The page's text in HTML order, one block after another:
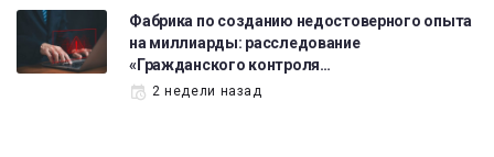
Фабрика по созданию недостоверного опыта
на миллиарды: расследование
«Гражданского контроля…
2 недели назад